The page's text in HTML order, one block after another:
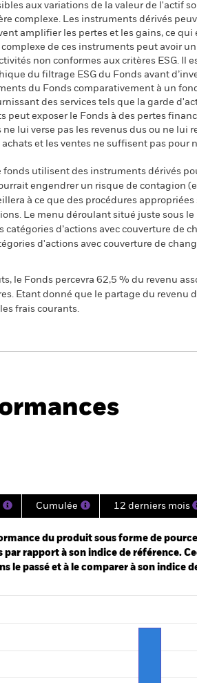
aux variations de la valeur de l'actif
complexe. Les instruments dérivés
amplifier les pertes et les gains, ce
de ces instruments peut avoir
non conformes aux critères ESG. Il
du filtrage ESG du Fonds avant
du Fonds comparativement à un
des services tels que la garde
exposer le Fonds à des pertes
lui verse pas les revenus dus ou ne lui
et les ventes ne suffisent pas pour
fonds utilisent des instruments dérivés
engendrer un risque de contagion
à ce que des procédures
Le menu déroulant situé juste sous
d’actions avec couverture de
d'actions avec couverture de
le Fonds percevra 62,5 % du revenu
Etant donné que le partage du revenu
frais courants.
07-31 00:00:00.
Cumulée 12 derniers mois
du produit sous forme de
par rapport à son indice de référence.
le passé et à le comparer à son indice
Values. Range: 0 to 16.